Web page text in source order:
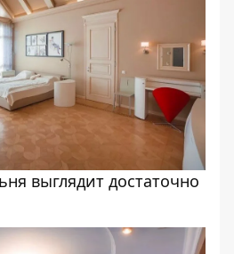
выглядит достаточно